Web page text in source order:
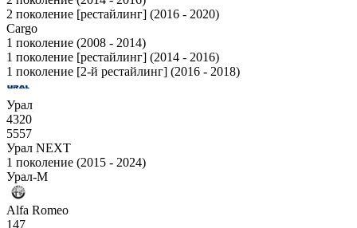
2 поколение [рестайлинг] (2016 - 2020)
Cargo
1 поколение (2008 - 2014)
1 поколение [рестайлинг] (2014 - 2016)
1 поколение [2-й рестайлинг] (2016 - 2018)
Урал
4320
5557
Урал NEXT
1 поколение (2015 - 2024)
Урал-М
Alfa Romeo
147